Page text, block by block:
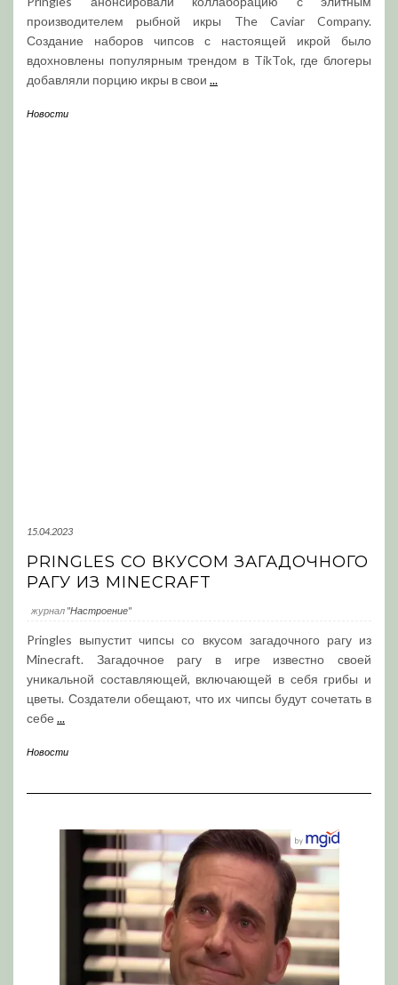
производителем рыбной икры The Caviar Company.
Создание наборов чипсов с настоящей икрой было
вдохновлены популярным трендом в TikTok, где блогеры
добавляли порцию икры в свои ...
Новости
15.04.2023
PRINGLES СО ВКУСОМ ЗАГАДОЧНОГО
РАГУ ИЗ MINECRAFT
журнал "Настроение"
Pringles выпустит чипсы со вкусом загадочного рагу из
Minecraft. Загадочное рагу в игре известно своей
уникальной составляющей, включающей в себя грибы и
цветы. Создатели обещают, что их чипсы будут сочетать в
себе ...
Новости